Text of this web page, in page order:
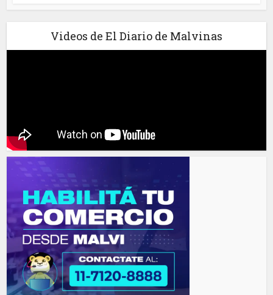
Videos de El Diario de Malvinas